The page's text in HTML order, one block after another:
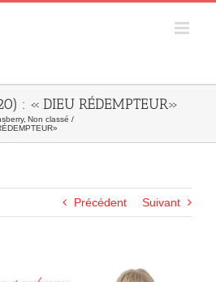
: « DIEU RÉDEMPTEUR»
Non classé
Précédent Suivant